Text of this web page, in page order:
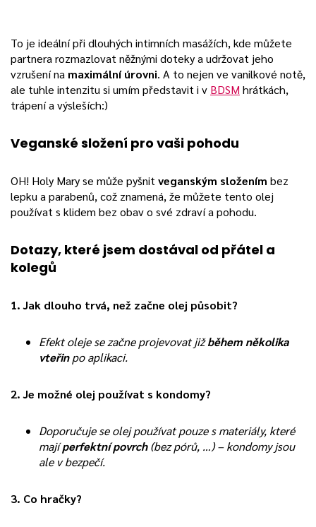
To je ideální při dlouhých intimních masážích, kde můžete
partnera rozmazlovat něžnými doteky a udržovat jeho
vzrušení na maximální úrovni. A to nejen ve vanilkové notě,
ale tuhle intenzitu si umím představit i v BDSM hrátkách,
trápení a výsleších:)
Veganské složení pro vaši pohodu
OH! Holy Mary se může pyšnit veganským složením bez
lepku a parabenů, což znamená, že můžete tento olej
používat s klidem bez obav o své zdraví a pohodu.
Dotazy, které jsem dostával od přátel a
kolegů
1. Jak dlouho trvá, než začne olej působit?
Efekt oleje se začne projevovat jižběhem několika
vteřinpo aplikaci.
2. Je možné olej používat s kondomy?
Doporučuje se olej používat pouze s materiály, které
majíperfektní povrch(bez pórů, …) – kondomy jsou
ale v bezpečí.
3. Co hračky?